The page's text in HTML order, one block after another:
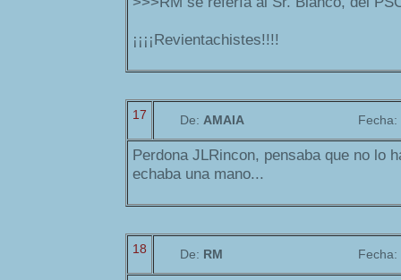
¡¡¡¡Revientachistes!!!!
17 De: AMAIA Fecha:
Perdona JLRincon, pensaba que no lo
echaba una mano...
18 De: RM Fecha: